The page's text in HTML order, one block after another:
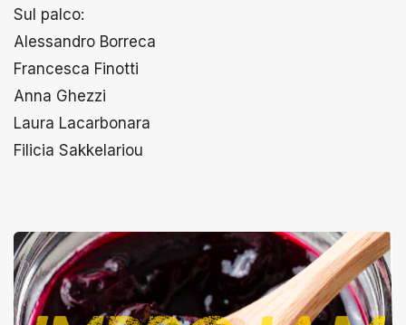
Sul palco:
Alessandro Borreca
Francesca Finotti
Anna Ghezzi
Laura Lacarbonara
Filicia Sakkelariou